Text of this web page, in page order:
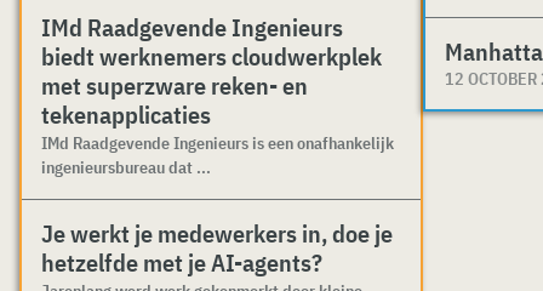
IMd Raadgevende Ingenieurs
biedt werknemers cloudwerkplek
met superzware reken- en
tekenapplicaties
IMd Raadgevende Ingenieurs is een onafhankelijk
ingenieursbureau dat ...
Je werkt je medewerkers in, doe je
hetzelfde met je AI-agents?
12